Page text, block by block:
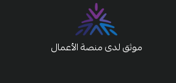
موثق لدى منصة الأعمال